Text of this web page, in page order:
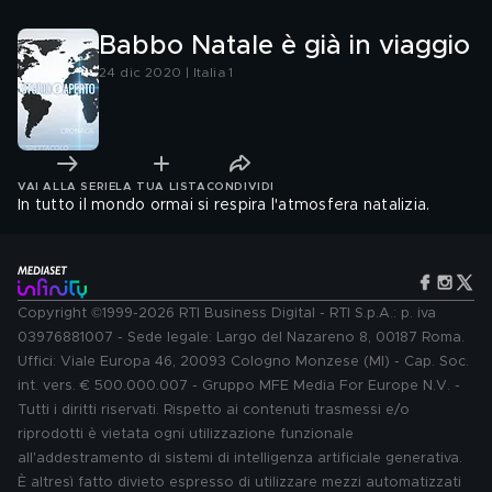
Babbo Natale è già in viaggio
24 dic 2020 | Italia 1
VAI ALLA SERIE LA TUA LISTA CONDIVIDI
In tutto il mondo ormai si respira l'atmosfera natalizia.
Copyright ©1999-2026 RTI Business Digital - RTI S.p.A.: p. iva
03976881007 - Sede legale: Largo del Nazareno 8, 00187 Roma.
Uffici: Viale Europa 46, 20093 Cologno Monzese (MI) - Cap. Soc.
int. vers. € 500.000.007 - Gruppo MFE Media For Europe N.V. -
Tutti i diritti riservati. Rispetto ai contenuti trasmessi e/o
riprodotti è vietata ogni utilizzazione funzionale
all'addestramento di sistemi di intelligenza artificiale generativa.
È altresì fatto divieto espresso di utilizzare mezzi automatizzati